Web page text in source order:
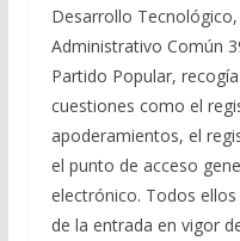
Desarrollo
Administrativo Común
Partido Popular,
cuestiones como el
apoderamientos, el
el punto de acceso
electrónico. Todos
de la entrada en vigor